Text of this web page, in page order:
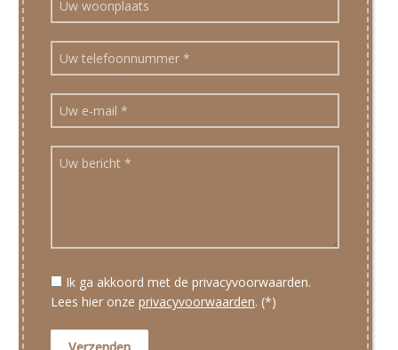
Ik ga akkoord met de privacyvoorwaarden.
Lees hier onze privacyvoorwaarden. (*)